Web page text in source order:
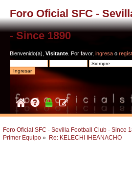
Foro Oficial SFC -
- Since 1890
Bienvenido(a), Visitante . Por favor, ingresa o
Foro Oficial SFC - Sevilla Football Club - Since
Primer Equipo » Re: KELECHI IHEANACHO